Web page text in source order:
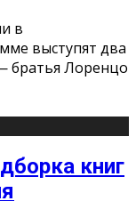
в
выступят два
братья Лоренцо
книг